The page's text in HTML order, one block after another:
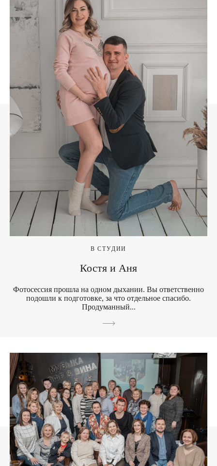
В СТУДИИ
Костя и Аня
Фотосессия прошла на одном дыхании. Вы ответственно
подошли к подготовке, за что отдельное спасибо.
Продуманный...